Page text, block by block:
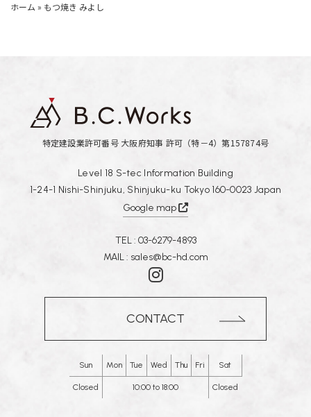
ホーム » もつ焼き みよし
特定建設業許可番号 大阪府知事 許可（特－4）第157874号
Level 18 S-tec Information Building
1-24-1 Nishi-Shinjuku, Shinjuku-ku Tokyo 160-0023 Japan
Google map
TEL : 03-6279-4893
MAIL : sales@bc-hd.com
CONTACT
Sun Mon Tue Wed Thu Fri Sat
Closed 10:00 to 18:00 Closed